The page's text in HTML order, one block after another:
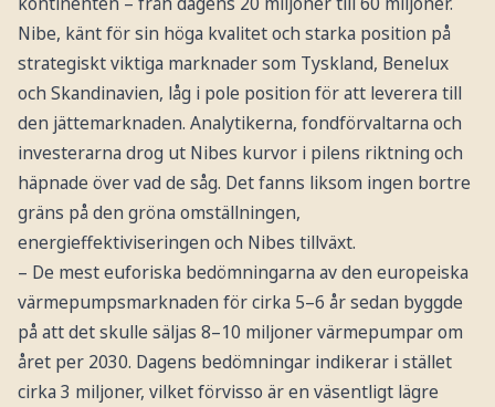
Nibe, känt för sin höga kvalitet och starka position på
strategiskt viktiga marknader som Tyskland, Benelux
och Skandinavien, låg i pole position för att leverera till
den jättemarknaden. Analytikerna, fondförvaltarna och
investerarna drog ut Nibes kurvor i pilens riktning och
häpnade över vad de såg. Det fanns liksom ingen bortre
gräns på den gröna omställningen,
energieffektiviseringen och Nibes tillväxt.
– De mest euforiska bedömningarna av den europeiska
värmepumpsmarknaden för cirka 5–6 år sedan byggde
på att det skulle säljas 8–10 miljoner värmepumpar om
året per 2030. Dagens bedömningar indikerar i stället
cirka 3 miljoner, vilket förvisso är en väsentligt lägre